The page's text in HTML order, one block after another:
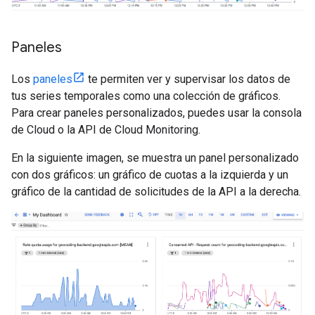
Paneles
Los paneles
te permiten ver y supervisar los datos de
tus series temporales como una colección de gráficos.
Para crear paneles personalizados, puedes usar la consola
de Cloud o la API de Cloud Monitoring.
En la siguiente imagen, se muestra un panel personalizado
con dos gráficos: un gráfico de cuotas a la izquierda y un
gráfico de la cantidad de solicitudes de la API a la derecha.